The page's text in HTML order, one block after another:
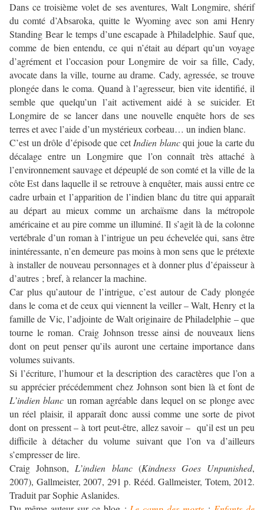
Dans ce troisième volet de ses aventures, Walt Longmire, shérif
du comté d’Absaroka, quitte le Wyoming avec son ami Henry
Standing Bear le temps d’une escapade à Philadelphie. Sauf que,
comme de bien entendu, ce qui n’était au départ qu’un voyage
d’agrément et l’occasion pour Longmire de voir sa fille, Cady,
avocate dans la ville, tourne au drame. Cady, agressée, se trouve
plongée dans le coma. Quand à l’agresseur, bien vite identifié, il
semble que quelqu’un l’ait activement aidé à se suicider. Et
Longmire de se lancer dans une nouvelle enquête hors de ses
terres et avec l’aide d’un mystérieux corbeau… un indien blanc.
C’est un drôle d’épisode que cetIndien blancqui joue la carte du
décalage entre un Longmire que l’on connaît très attaché à
l’environnement sauvage et dépeuplé de son comté et la ville de la
côte Est dans laquelle il se retrouve à enquêter, mais aussi entre ce
cadre urbain et l’apparition de l’indien blanc du titre qui apparaît
au départ au mieux comme un archaïsme dans la métropole
américaine et au pire comme un illuminé. Il s’agit là de la colonne
vertébrale d’un roman à l’intrigue un peu échevelée qui, sans être
inintéressante, n’en demeure pas moins à mon sens que le prétexte
à installer de nouveau personnages et à donner plus d’épaisseur à
d’autres ; bref, à relancer la machine.
Car plus qu’autour de l’intrigue, c’est autour de Cady plongée
dans le coma et de ceux qui viennent la veiller – Walt, Henry et la
famille de Vic, l’adjointe de Walt originaire de Philadelphie – que
tourne le roman. Craig Johnson tresse ainsi de nouveaux liens
dont on peut penser qu’ils auront une certaine importance dans
volumes suivants.
Si l’écriture, l’humour et la description des caractères que l’on a
su apprécier précédemment chez Johnson sont bien là et font de
L’indien blanc un roman agréable dans lequel on se plonge avec
un réel plaisir, il apparaît donc aussi comme une sorte de pivot
dont on pressent – à tort peut-être, allez savoir – qu’il est un peu
difficile à détacher du volume suivant que l’on va d’ailleurs
s’empresser de lire.
Craig Johnson, L’indien blanc(Kindness Goes Unpunished,
2007), Gallmeister, 2007, 291 p. Rééd. Gallmeister, Totem, 2012.
Traduit par Sophie Aslanides.